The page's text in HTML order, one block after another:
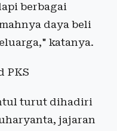
berbagai
daya beli
katanya.
PKS
turut dihadiri
jajaran